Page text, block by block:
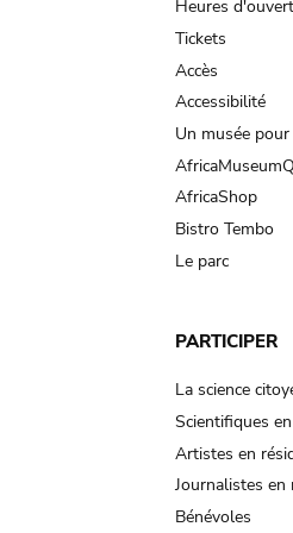
Heures
Tickets
Accès
Accessibilité
Un musée
AfricaShop
Bistro Tembo
Le parc
PARTICIPER
La science
Scientifiques
Artistes en
Journalistes en
Bénévoles